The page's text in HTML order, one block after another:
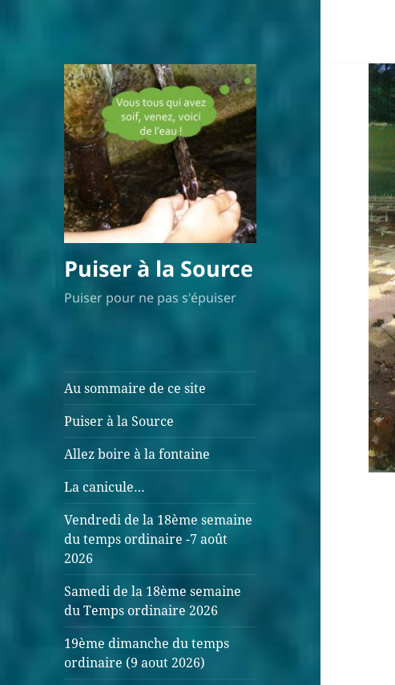
Puiser à la Source
Puiser pour ne pas s'épuiser
Au sommaire de ce site
Puiser à la Source
Allez boire à la fontaine
La canicule…
Vendredi de la 18ème semaine
du temps ordinaire -7 août
2026
Samedi de la 18ème semaine
du Temps ordinaire 2026
19ème dimanche du temps
ordinaire (9 aout 2026)